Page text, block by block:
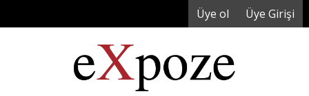
Üye ol Üye Girişi